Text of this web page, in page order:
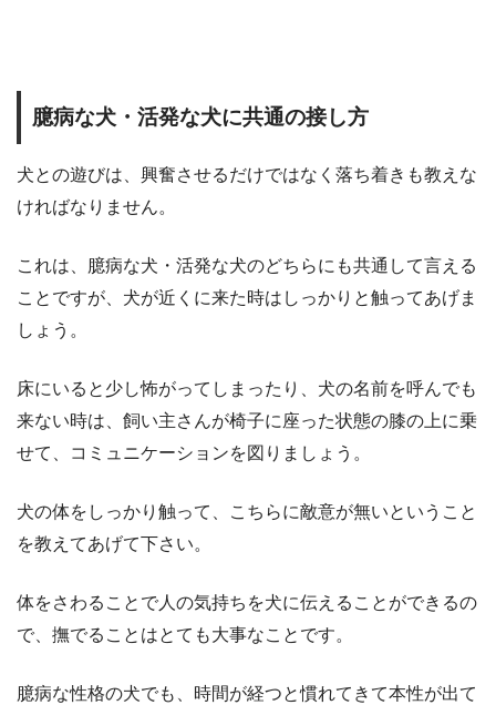
臆病な犬・活発な犬に共通の接し方
犬との遊びは、興奮させるだけではなく落ち着きも教えな
ければなりません。
これは、臆病な犬・活発な犬のどちらにも共通して言える
ことですが、犬が近くに来た時はしっかりと触ってあげま
しょう。
床にいると少し怖がってしまったり、犬の名前を呼んでも
来ない時は、飼い主さんが椅子に座った状態の膝の上に乗
せて、コミュニケーションを図りましょう。
犬の体をしっかり触って、こちらに敵意が無いということ
を教えてあげて下さい。
体をさわることで人の気持ちを犬に伝えることができるの
で、撫でることはとても大事なことです。
臆病な性格の犬でも、時間が経つと慣れてきて本性が出て